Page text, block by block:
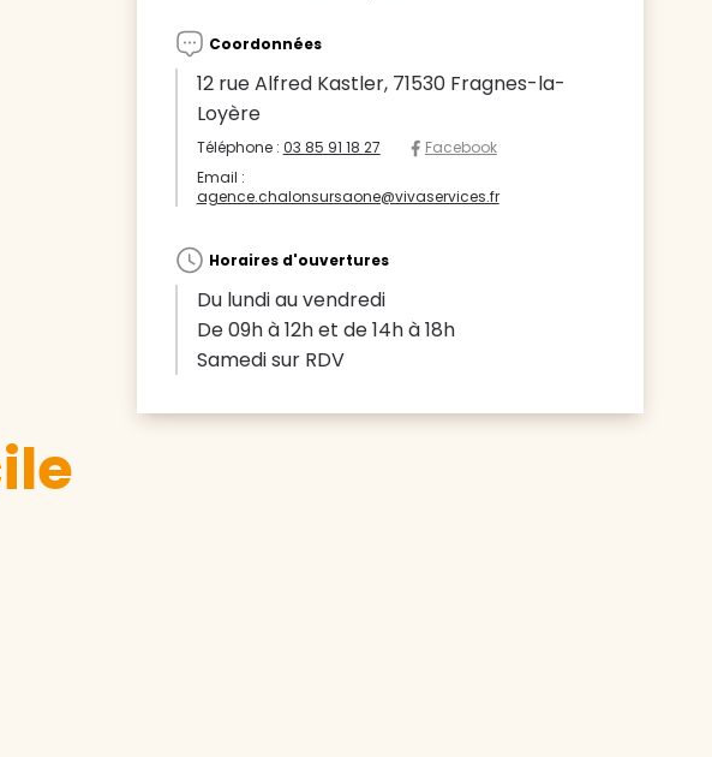
Coordonnées
12 rue Alfred Kastler, 71530 Fragnes-la-
Loyère
Téléphone : 03 85 91 18 27
Facebook
Email :
agence.chalonsursaone@vivaservices.fr
Horaires d'ouvertures
Du lundi au vendredi
De 09h à 12h et de 14h à 18h
Samedi sur RDV